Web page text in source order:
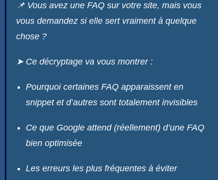
📌 Vous avez une FAQ sur votre site, mais vous
vous demandez si elle sert vraiment à quelque
chose ?
➤ Ce décryptage va vous montrer :
Pourquoi certaines FAQ apparaissent en
snippet et d’autres sont totalement invisibles
Ce que Google attend (réellement) d’une FAQ
bien optimisée
Les erreurs les plus fréquentes à éviter